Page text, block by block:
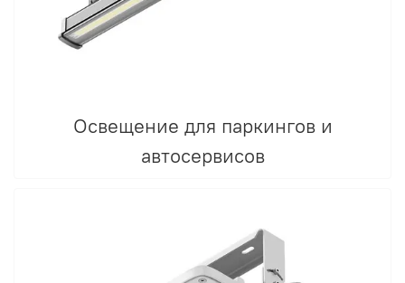
Освещение для паркингов и
автосервисов